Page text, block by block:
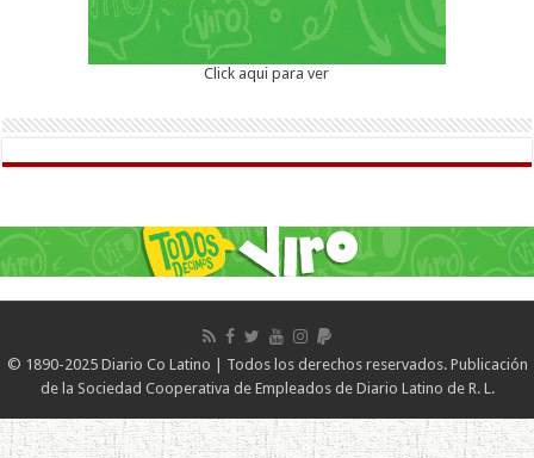
Click aqui para ver
© 1890-2025 Diario Co Latino | Todos los derechos reservados. Publicación
de la Sociedad Cooperativa de Empleados de Diario Latino de R. L.